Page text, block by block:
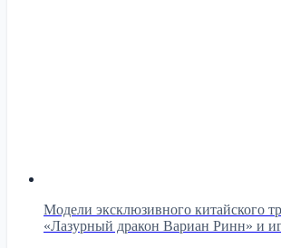
Модели эксклюзивного китайского
«Лазурный дракон Вариан Ринн» и